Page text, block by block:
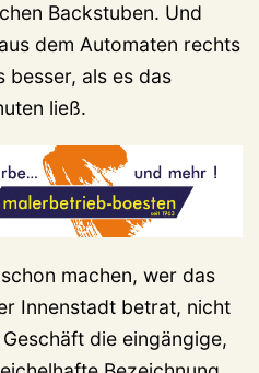
Backstuben. Und
dem Automaten rechts
besser, als es das
ließ.
machen, wer das
Innenstadt betrat, nicht
die eingängige,